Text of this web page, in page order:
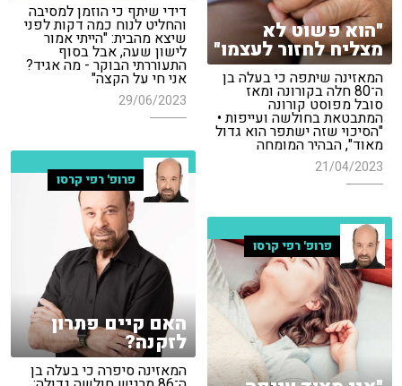
דידי שיתף כי הוזמן למסיבה
והחליט לנוח כמה דקות לפני
שיצא מהבית: "הייתי אמור
לישון שעה, אבל בסוף
התעוררתי הבוקר - מה אגיד?
אני חי על הקצה"
29/06/2023
"הוא פשוט לא
מצליח לחזור לעצמו"
המאזינה שיתפה כי בעלה בן
ה־80 חלה בקורונה ומאז
סובל מפוסט קורונה
המתבטאת בחולשה ועייפות •
"הסיכוי שזה ישתפר הוא גדול
מאוד", הבהיר המומחה
21/04/2023
פרופ' רפי קרסו
האם קיים פתרון
לזקנה?
המאזינה סיפרה כי בעלה בן
פרופ' רפי קרסו